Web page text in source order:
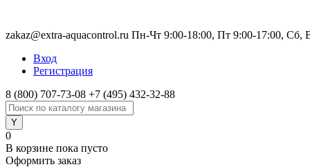
zakaz@extra-aquacontrol.ru Пн-Чт 9:00-18:00, Пт 9:00-17:00, Сб,
Вход
Регистрация
8 (800) 707-73-08 +7 (495) 432-32-88
0
В корзине пока пусто
Оформить заказ